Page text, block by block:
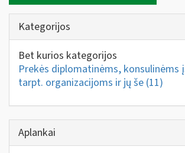
Kategorijos
Bet kurios kategorijos
Prekės diplomatinėms, konsulinėms
tarpt. organizacijoms ir jų še (11)
Aplankai